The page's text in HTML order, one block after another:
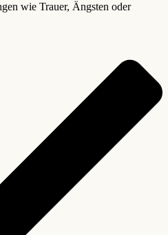
wie Trauer, Ängsten oder